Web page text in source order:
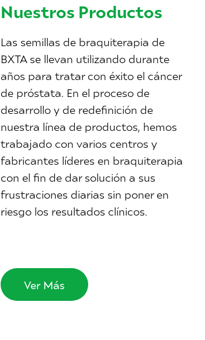
Nuestros Productos
Las semillas de braquiterapia de
BXTA se llevan utilizando durante
años para tratar con éxito el cáncer
de próstata. En el proceso de
desarrollo y de redefinición de
nuestra línea de productos, hemos
trabajado con varios centros y
fabricantes líderes en braquiterapia
con el fin de dar solución a sus
frustraciones diarias sin poner en
riesgo los resultados clínicos.
Ver Más